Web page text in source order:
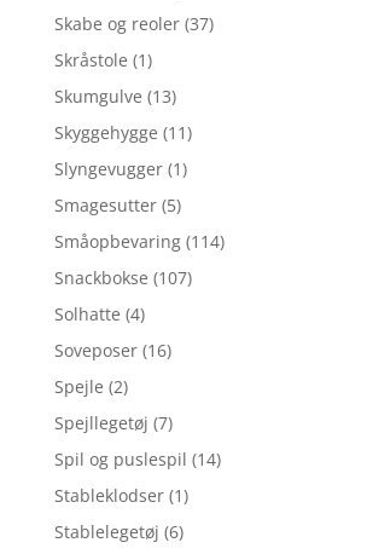
Skabe og reoler (37)
Skråstole (1)
Skumgulve (13)
Skyggehygge (11)
Slyngevugger (1)
Smagesutter (5)
Småopbevaring (114)
Snackbokse (107)
Solhatte (4)
Soveposer (16)
Spejle (2)
Spejllegetøj (7)
Spil og puslespil (14)
Stableklodser (1)
Stablelegetøj (6)